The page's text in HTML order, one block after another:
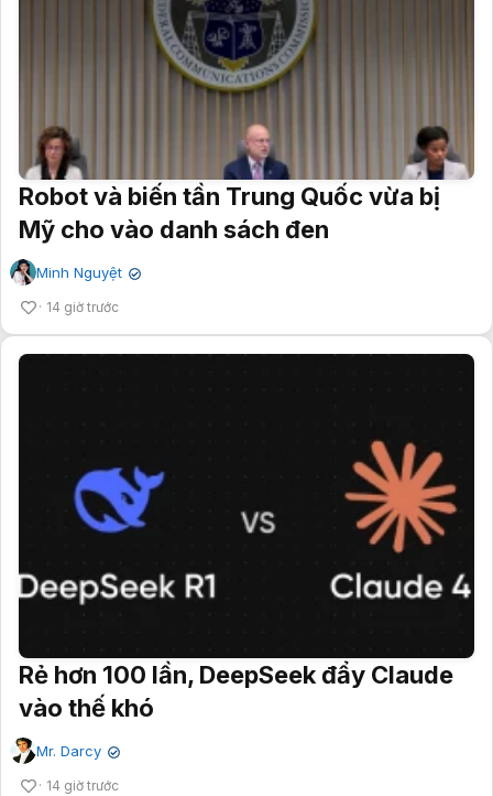
Robot và biến tần Trung Quốc vừa bị
Mỹ cho vào danh sách đen
Minh Nguyệt ✔
14 giờ trước
Rẻ hơn 100 lần, DeepSeek đẩy Claude
vào thế khó
Mr. Darcy ✔
14 giờ trước